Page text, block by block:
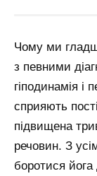
Чому ми
з певними
гіподинамія і
сприяють
підвищена
речовин. З
боротися